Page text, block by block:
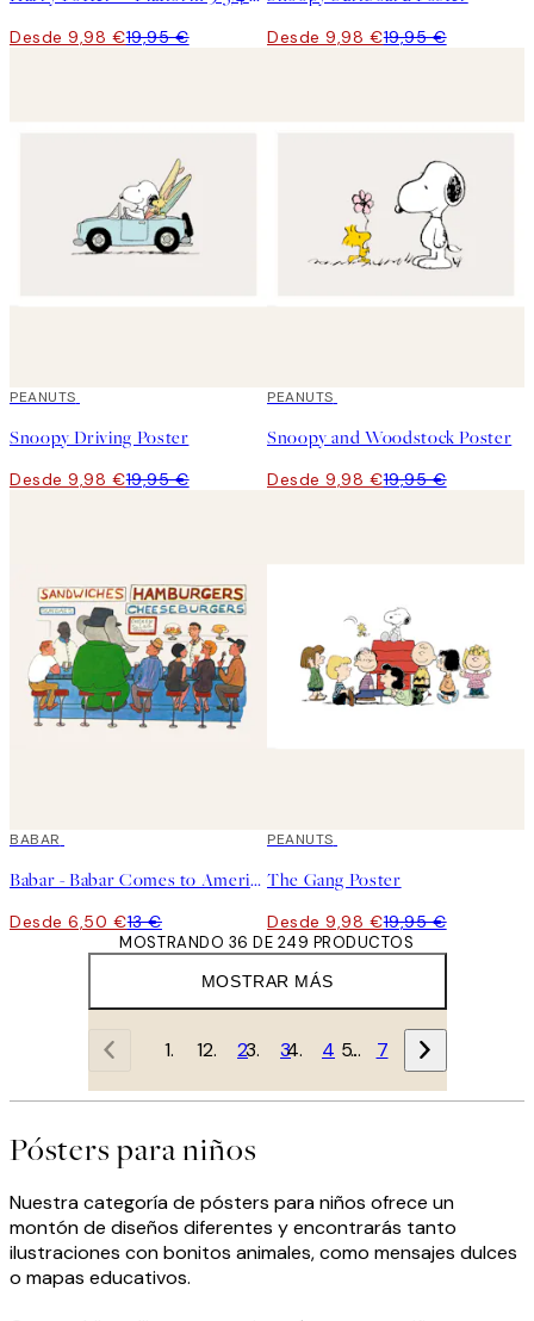
Desde 9,98 €19,95 € Desde 9,98 €19,95 €
50%*
PEANUTS
Snoopy Driving Poster
Desde 9,98 €19,95 €
50%*
PEANUTS
Snoopy and Woodstock Poster
Desde 9,98 €19,95 €
50%*
BABAR
Babar - Babar Comes to America Poster
Desde 6,50 €13 €
50%*
PEANUTS
The Gang Poster
Desde 9,98 €19,95 €
MOSTRAR MÁS
MOSTRANDO 36 DE 249 PRODUCTOS
1 2 3 4 … 7
Pósters para niños
Nuestra categoría de pósters para niños ofrece un
montón de diseños diferentes y encontrarás tanto
ilustraciones con bonitos animales, como mensajes dulces
o mapas educativos.